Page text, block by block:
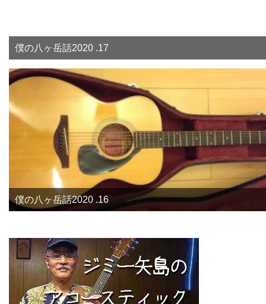
僕の八ヶ岳話2020 .17
僕の八ヶ岳話2020 .16